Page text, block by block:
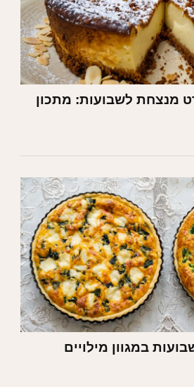
מנצחת לשבועות: מתכון
במגוון מילויים